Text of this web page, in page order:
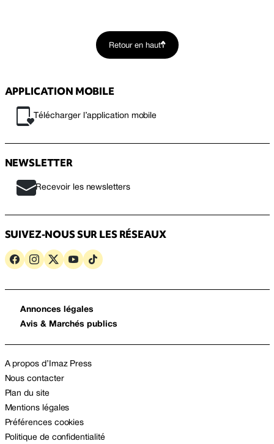
Retour en haut
APPLICATION MOBILE
Télécharger l’application mobile
NEWSLETTER
Recevoir les newsletters
SUIVEZ-NOUS SUR LES RÉSEAUX
Annonces légales
Avis & Marchés publics
A propos d’Imaz Press
Nous contacter
Plan du site
Mentions légales
Préférences cookies
Politique de confidentialité